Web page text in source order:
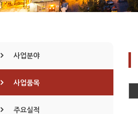
사업분야
사업품목
주요실적